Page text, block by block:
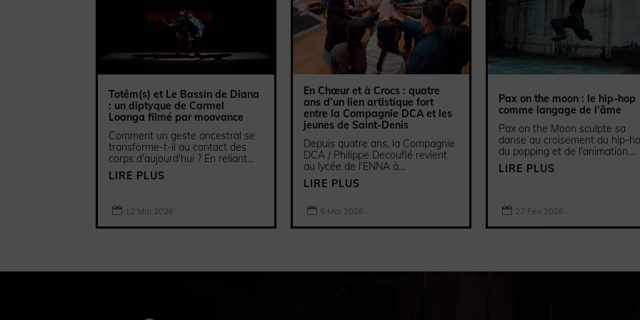
Totêm(s) et Le Bassin de Diana
: un diptyque de Carmel
Loanga filmé par moovance
Comment un geste ancestral se
transforme-t-il au contact des
corps d'aujourd'hui ? En reliant...
LIRE PLUS
 12 Mai 2026
En Chœur et à Crocs : quatre
ans d’un lien artistique fort
entre la Compagnie DCA et les
jeunes de Saint-Denis
Depuis quatre ans, la Compagnie
DCA / Philippe Decouflé revient
au lycée de l'ENNA à...
LIRE PLUS
 5 Mai 2026
Pax on the moon : le hip-hop
comme langage de l’âme
Pax on the Moon sculpte sa
danse au croisement du hip-
du popping et de l'animation....
LIRE PLUS
 27 Fév 2026